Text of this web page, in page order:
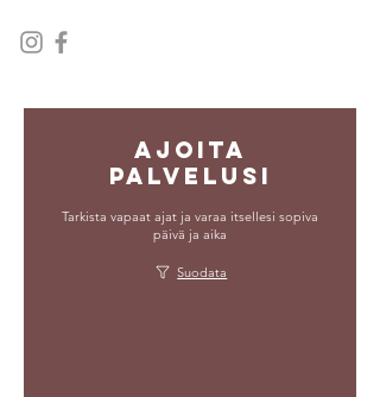
Ajoita
palvelusi
Tarkista vapaat ajat ja varaa itsellesi sopiva
päivä ja aika
Suodata